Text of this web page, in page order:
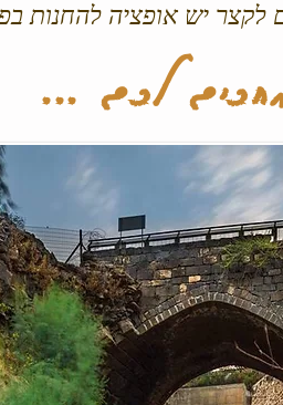
יש אופציה להחנות
לכם ...